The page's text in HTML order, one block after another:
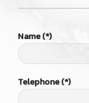
Lively